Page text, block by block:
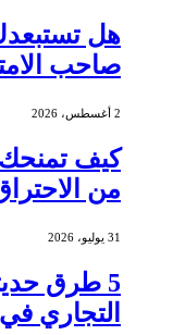
هل
صاحب
2 أغسطس، 2026
كيف تمنحك
من
31 يوليو، 2026
5 طرق
التجاري في 2026